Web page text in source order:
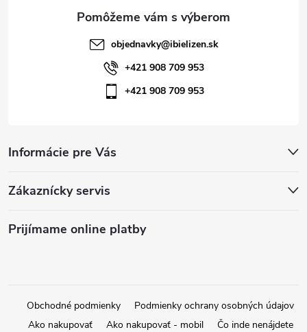
Informácie pre Vás
Zákaznícky servis
Prijímame online platby
objednavky@ibielizen.sk
+421 908 709 953
+421 908 709 953
Obchodné podmienky
Podmienky ochrany osobných údajov
Ako nakupovať
Ako nakupovať - mobil
Čo inde nenájdete